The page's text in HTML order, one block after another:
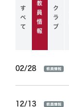
す
べ
て
教
員
情
報
ク
ラ
ブ
02/28
12/13